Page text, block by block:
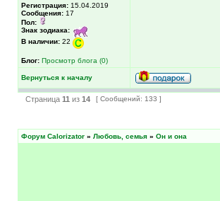
Регистрация: 15.04.2019
Сообщения: 17
Пол:
Знак зодиака:
В наличии: 22
Блог: Просмотр блога (0)
Вернуться к началу
Страница 11 из 14 [ Сообщений: 133 ]
Форум Calorizator » Любовь, семья » Он и она